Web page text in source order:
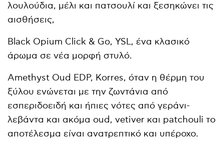
λουλούδια, μέλι και πατσουλί και ξεσηκώνει τις
αισθήσεις,
Black Opium Click & Go, YSL, ένα κλασικό
άρωμα σε νέα μορφή στυλό.
Amethyst Oud EDP, Korres, όταν η θέρμη του
ξύλου ενώνεται με την ζωντάνια από
εσπεριδοειδή και ήπιες νότες από γεράνι-
λεβάντα και ακόμα oud, vetiver και patchouli το
αποτέλεσμα είναι ανατρεπτικό και υπέροχο.